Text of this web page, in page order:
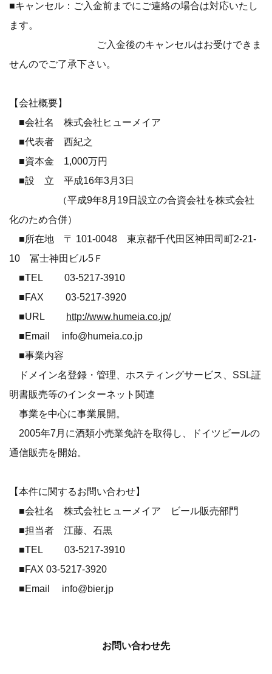
■キャンセル：ご入金前までにご連絡の場合は対応いたし
ます。
ご入金後のキャンセルはお受けできま
せんのでご了承下さい。
【会社概要】
■会社名 株式会社ヒューメイア
■代表者 西紀之
■資本金 1,000万円
■設 立 平成16年3月3日
（平成9年8月19日設立の合資会社を株式会社
化のため合併）
■所在地 〒 101-0048 東京都千代田区神田司町2-21-
10 冨士神田ビル5Ｆ
■TEL 03-5217-3910
■FAX 03-5217-3920
■URL http://www.humeia.co.jp/
■Email info@humeia.co.jp
■事業内容
ドメイン名登録・管理、ホスティングサービス、SSL証
明書販売等のインターネット関連
事業を中心に事業展開。
2005年7月に酒類小売業免許を取得し、ドイツビールの
通信販売を開始。
【本件に関するお問い合わせ】
■会社名 株式会社ヒューメイア ビール販売部門
■担当者 江藤、石黒
■TEL 03-5217-3910
■FAX 03-5217-3920
■Email info@bier.jp
お問い合わせ先